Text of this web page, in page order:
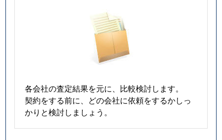
各会社の査定結果を元に、比較検討します。
契約をする前に、どの会社に依頼をするかしっ
かりと検討しましょう。